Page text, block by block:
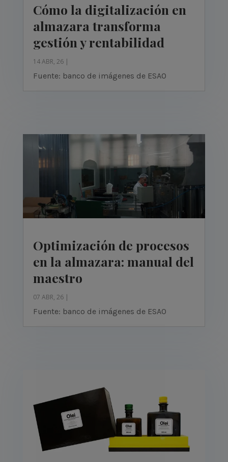
Cómo la digitalización en
almazara transforma
gestión y rentabilidad
14 ABR, 26|
Fuente: banco de imágenes de ESAO
Optimización de procesos
en la almazara: manual del
maestro
07 ABR, 26|
Fuente: banco de imágenes de ESAO